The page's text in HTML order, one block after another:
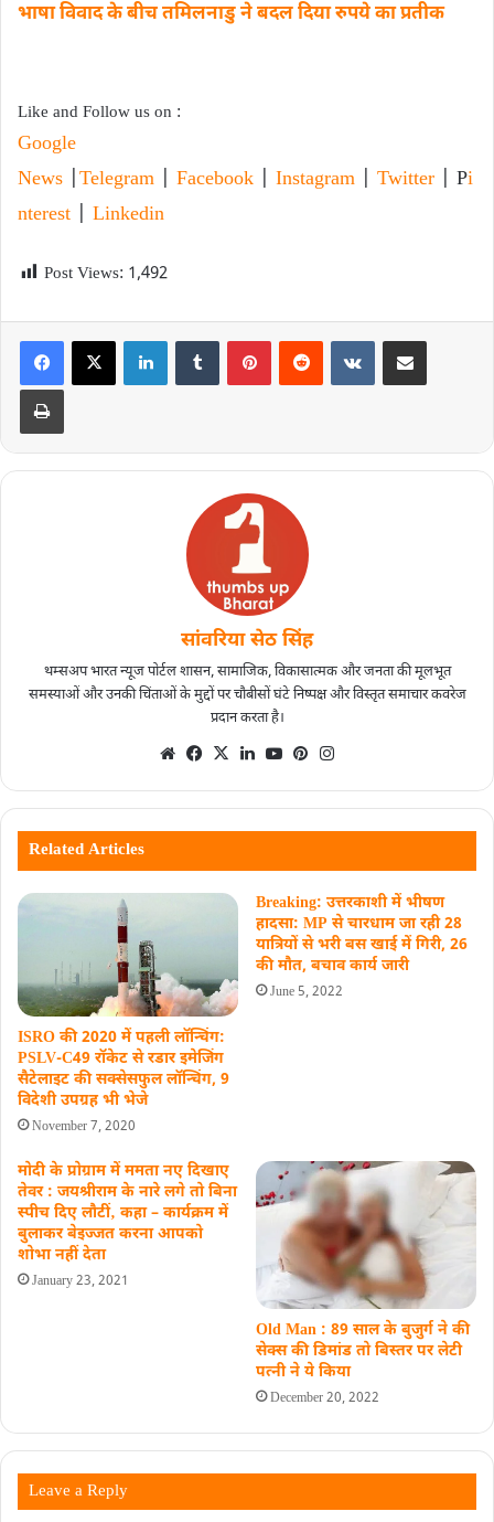
भाषा विवाद के बीच तमिलनाडु ने बदल दिया रुपये का प्रतीक
Like and Follow us on :
Google
News
Telegram Facebook Instagram Twitter | Pi
nterest
Linkedin
Post Views: 1,492
सांवरिया सेठ सिंह
थम्सअप भारत न्यूज पोर्टल शासन, सामाजिक, विकासात्मक और जनता की मूलभूत
समस्याओं और उनकी चिंताओं के मुद्दों पर चौबीसों घंटे निष्पक्ष और विस्तृत समाचार कवरेज
प्रदान करता है।
Related Articles
ISRO की 2020 में पहली लॉन्चिंग:
PSLV-C49 रॉकेट से रडार इमेजिंग
सैटेलाइट की सक्सेसफुल लॉन्चिंग, 9
विदेशी उपग्रह भी भेजे
November 7, 2020
Breaking: उत्तरकाशी में भीषण
हादसा: MP से चारधाम जा रही 28
यात्रियों से भरी बस खाई में गिरी, 26
की मौत, बचाव कार्य जारी
June 5, 2022
मोदी के प्रोग्राम में ममता नए दिखाए
तेवर : जयश्रीराम के नारे लगे तो बिना
स्पीच दिए लौटीं‚ कहा – कार्यक्रम में
बुलाकर बेइज्जत करना आपको
शोभा नहीं देता
January 23, 2021
Old Man : 89 साल के बुजुर्ग ने की
सेक्स की डिमांड तो बिस्तर पर लेटी
पत्नी ने ये किया
December 20, 2022
Leave a Reply